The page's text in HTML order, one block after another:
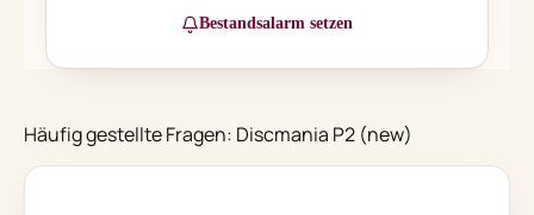
Bestandsalarm setzen
Häufig gestellte Fragen: Discmania P2 (new)